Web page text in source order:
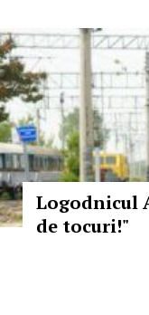
Logodnicul
de tocuri!"